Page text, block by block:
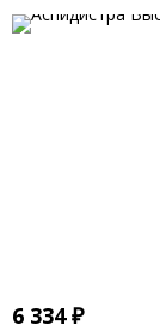
6 334₽